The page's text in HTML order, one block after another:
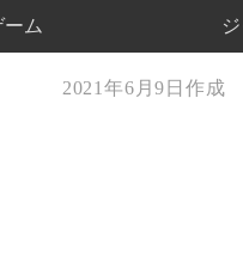
ム
2021年6月9日作成